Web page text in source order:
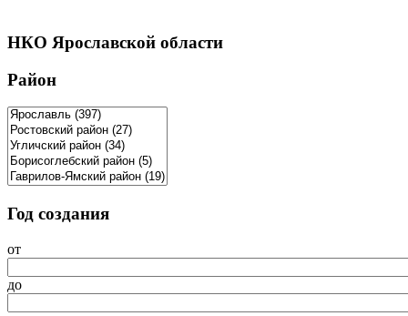
НКО Ярославской области
Район
Год создания
от
до